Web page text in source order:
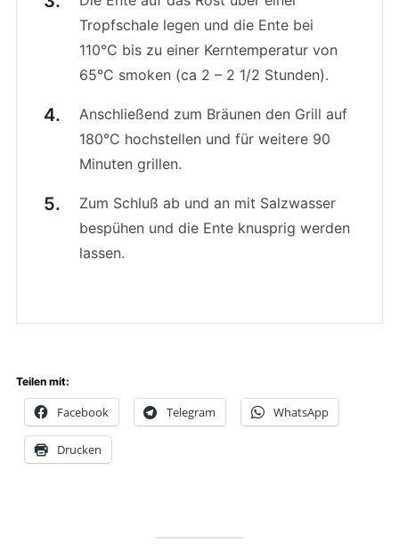
Tropfschale legen und die Ente bei
110°C bis zu einer Kerntemperatur von
65°C smoken (ca 2 – 2 1/2 Stunden).
Anschließend zum Bräunen den Grill auf
180°C hochstellen und für weitere 90
Minuten grillen.
Zum Schluß ab und an mit Salzwasser
bespühen und die Ente knusprig werden
lassen.
Teilen mit:
Facebook Telegram WhatsApp
Drucken